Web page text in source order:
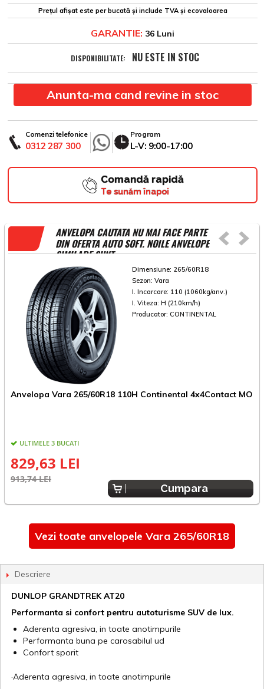
Prețul afișat este per bucată și include TVA și ecovaloarea
GARANTIE: 36 Luni
DISPONIBILITATE: NU ESTE IN STOC
Anunta-ma cand revine in stoc
Comenzi telefonice
0312 287 300
Program
L-V: 9:00-17:00
Comandă rapidă
Te sunăm înapoi
ANVELOPA CAUTATA NU MAI FACE PARTE
DIN OFERTA AUTO SOFT. NOILE ANVELOPE
SIMILARE SUNT
Dimensiune: 265/60R18
Sezon: Vara
I. Incarcare: 110 (1060kg/anv.)
I. Viteza: H (210km/h)
Producator: CONTINENTAL
Anvelopa Vara 265/60R18 110H Continental 4x4Contact MO
ULTIMELE 3 BUCATI
829,63 LEI
913,74 LEI
Cumpara
Vezi toate anvelopele Vara 265/60R18
Descriere
DUNLOP GRANDTREK AT20
Performanta si confort pentru autoturisme SUV de lux.
Aderenta agresiva, in toate anotimpurile
Performanta buna pe carosabilul ud
Confort sporit
·Aderenta agresiva, in toate anotimpurile